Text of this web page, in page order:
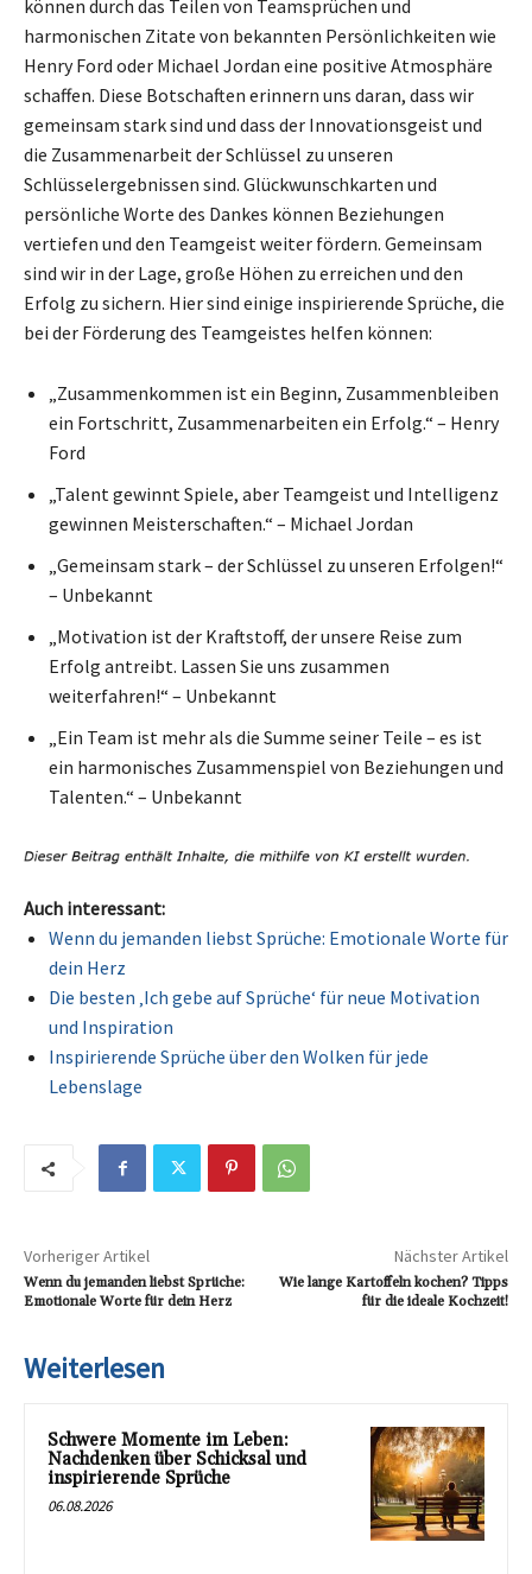
können durch das Teilen von Teamsprüchen und
harmonischen Zitate von bekannten Persönlichkeiten wie
Henry Ford oder Michael Jordan eine positive Atmosphäre
schaffen. Diese Botschaften erinnern uns daran, dass wir
gemeinsam stark sind und dass der Innovationsgeist und
die Zusammenarbeit der Schlüssel zu unseren
Schlüsselergebnissen sind. Glückwunschkarten und
persönliche Worte des Dankes können Beziehungen
vertiefen und den Teamgeist weiter fördern. Gemeinsam
sind wir in der Lage, große Höhen zu erreichen und den
Erfolg zu sichern. Hier sind einige inspirierende Sprüche, die
bei der Förderung des Teamgeistes helfen können:
„Zusammenkommen ist ein Beginn, Zusammenbleiben
ein Fortschritt, Zusammenarbeiten ein Erfolg.“ – Henry
Ford
„Talent gewinnt Spiele, aber Teamgeist und Intelligenz
gewinnen Meisterschaften.“ – Michael Jordan
„Gemeinsam stark – der Schlüssel zu unseren Erfolgen!“
– Unbekannt
„Motivation ist der Kraftstoff, der unsere Reise zum
Erfolg antreibt. Lassen Sie uns zusammen
weiterfahren!“ – Unbekannt
„Ein Team ist mehr als die Summe seiner Teile – es ist
ein harmonisches Zusammenspiel von Beziehungen und
Talenten.“ – Unbekannt
Auch interessant:
Wenn du jemanden liebst Sprüche: Emotionale Worte für
dein Herz
Die besten ‚Ich gebe auf Sprüche‘ für neue Motivation
und Inspiration
Inspirierende Sprüche über den Wolken für jede
Lebenslage
Vorheriger Artikel
Wenn du jemanden liebst Sprüche:
Emotionale Worte für dein Herz
Nächster Artikel
Wie lange Kartoffeln kochen? Tipps
für die ideale Kochzeit!
Weiterlesen
Schwere Momente im Leben:
Nachdenken über Schicksal und
inspirierende Sprüche
06.08.2026